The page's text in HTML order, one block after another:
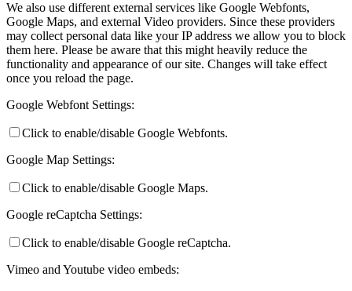
We also use different external services like Google Webfonts,
Google Maps, and external Video providers. Since these providers
may collect personal data like your IP address we allow you to block
them here. Please be aware that this might heavily reduce the
functionality and appearance of our site. Changes will take effect
once you reload the page.
Google Webfont Settings:
Click to enable/disable Google Webfonts.
Google Map Settings:
Click to enable/disable Google Maps.
Google reCaptcha Settings:
Click to enable/disable Google reCaptcha.
Vimeo and Youtube video embeds: